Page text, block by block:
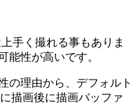
手く撮れる事もありま
能性が高いです。
の理由から、デフォルト
描画後に描画バッファ